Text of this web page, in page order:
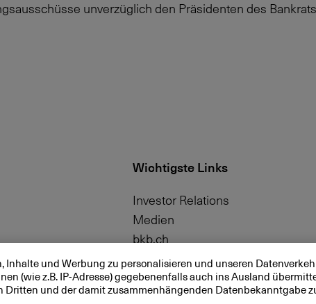
unverzüglich den Präsidenten des
Wichtigste Links
Investor Relations
Medien
bkb.ch
und Werbung zu personalisieren und unseren
(wie z.B. IP-Adresse) gegebenenfalls auch ins Ausland
und der damit zusammenhängenden Datenbekanntgabe